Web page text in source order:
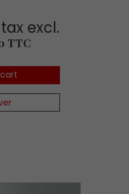
excl.
TTC